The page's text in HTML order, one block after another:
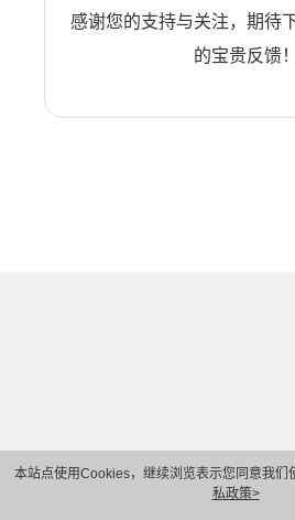
本站点使用Cookies，继续浏览表示您同意我们
私政策>
感谢您的支持与关注，期待
的宝贵反馈！